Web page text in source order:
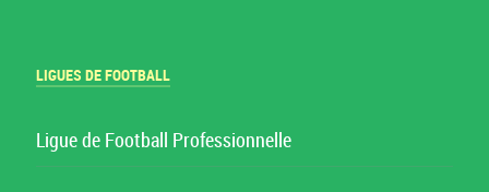
LIGUES DE FOOTBALL
Ligue de Football Professionnelle